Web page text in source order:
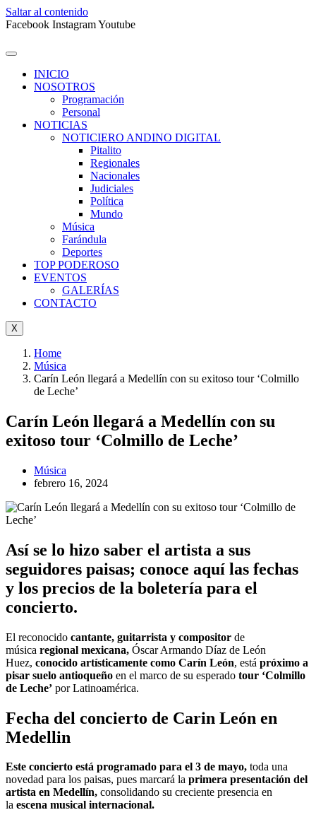
Saltar al contenido
Facebook InstagramYoutube
INICIO
NOSOTROS
Programación
Personal
NOTICIAS
NOTICIERO ANDINO DIGITAL
Pitalito
Regionales
Nacionales
Judiciales
Política
Mundo
Música
Farándula
Deportes
TOP PODEROSO
EVENTOS
GALERÍAS
CONTACTO
X
Home
Música
Carín León llegará a Medellín con su exitoso tour ‘Colmillo
de Leche’
Carín León llegará a Medellín con su
exitoso tour ‘Colmillo de Leche’
Música
febrero 16, 2024
Así se lo hizo saber el artista a sus
seguidores paisas; conoce aquí las fechas
y los precios de la boletería para el
concierto.
El reconocido cantante, guitarrista y compositor de
música regional mexicana, Óscar Armando Díaz de León
Huez, conocido artísticamente como Carín León, está próximo a
pisar suelo antioqueño en el marco de su esperado tour ‘Colmillo
de Leche’ por Latinoamérica.
Fecha del concierto de Carin León en
Medellin
Este concierto está programado para el 3 de mayo, toda una
novedad para los paisas, pues marcará la primera presentación del
artista en Medellín, consolidando su creciente presencia en
la escena musical internacional.